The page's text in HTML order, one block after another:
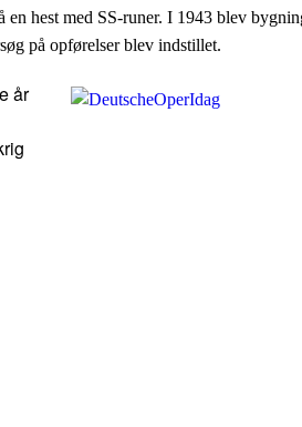
en hest med SS-runer. I 1943 blev
på opførelser blev indstillet.
år